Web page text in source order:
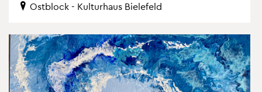
Ost­block - Kul­tur­haus Bie­le­feld